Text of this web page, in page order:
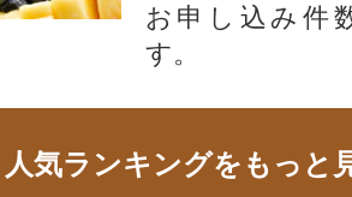
お申し込み件
す。
人気ランキングをもっと